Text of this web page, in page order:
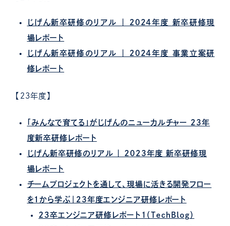
じげん新卒研修のリアル ｜ 2024年度 新卒研修現
場レポート
じげん新卒研修のリアル ｜ 2024年度 事業立案研
修レポート
【23年度】
「みんなで育てる」がじげんのニューカルチャー 23年
度新卒研修レポート
じげん新卒研修のリアル ｜ 2023年度 新卒研修現
場レポート
チームプロジェクトを通して、現場に活きる開発フロー
を１から学ぶ｜23年度エンジニア研修レポート
23卒エンジニア研修レポート1（TechBlog）